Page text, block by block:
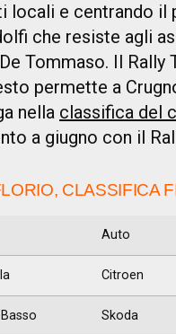
locali e centrando il
che resiste agli
Tommaso. Il Rally
permette a
nella classifica del
a giugno con il
CLASSIFICA
Auto
Citroen
Skoda